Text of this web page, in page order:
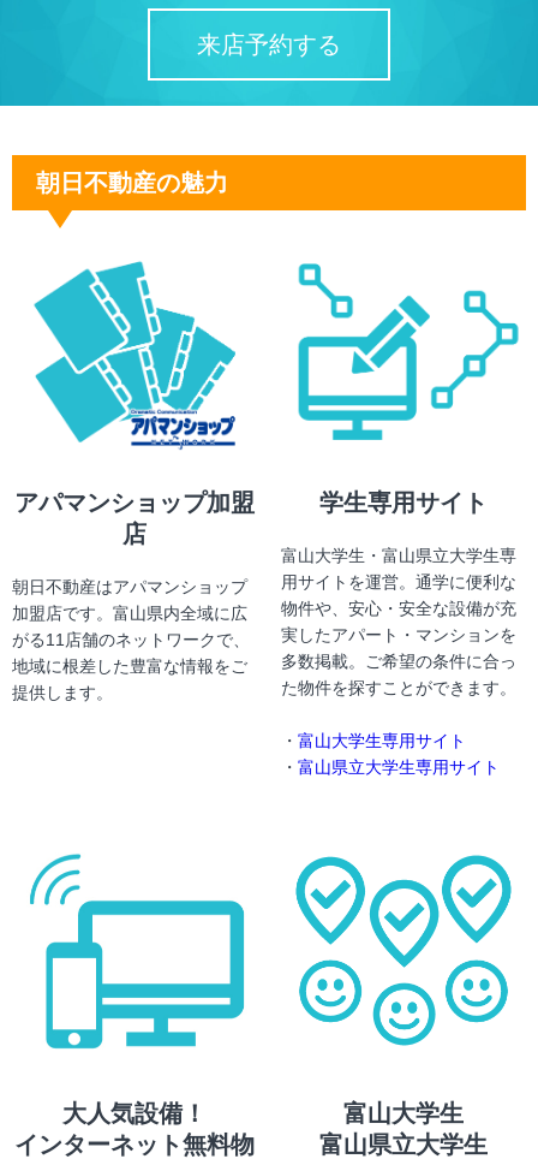
来店予約する
朝日不動産の魅力
アパマンショップ加盟
店
朝日不動産はアパマンショップ
加盟店です。富山県内全域に広
がる11店舗のネットワークで、
地域に根差した豊富な情報をご
提供します。
学生専用サイト
富山大学生・富山県立大学生専
用サイトを運営。通学に便利な
物件や、安心・安全な設備が充
実したアパート・マンションを
多数掲載。ご希望の条件に合っ
た物件を探すことができます。
・ 富山大学生専用サイト
・ 富山県立大学生専用サイト
大人気設備！
インターネット無料物
富山大学生
富山県立大学生